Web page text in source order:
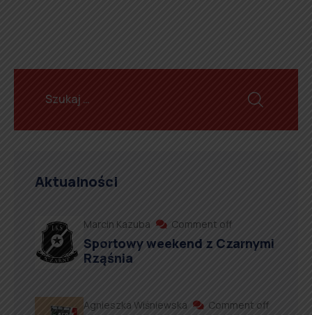
Aktualności
Marcin Kazuba Comment off
Sportowy weekend z Czarnymi
Rząśnia
Agnieszka Wiśniewska Comment off